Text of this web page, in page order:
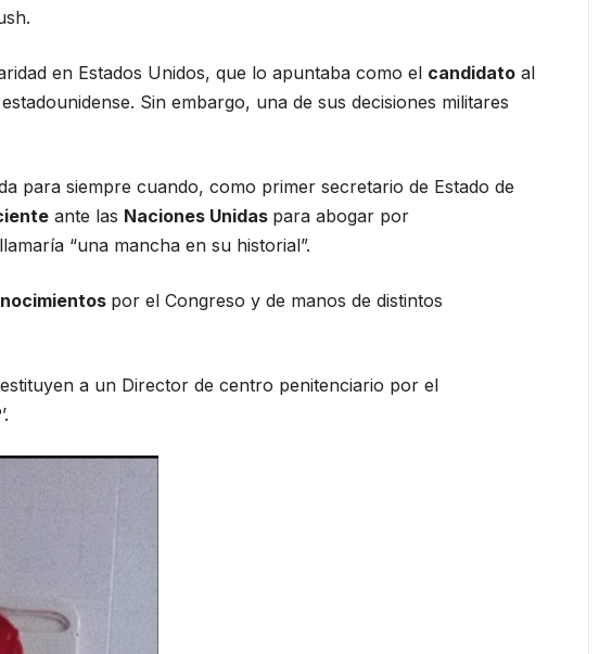
en Estados Unidos, que lo apuntaba como el candidato al
Sin embargo, una de sus decisiones militares
para siempre cuando, como primer secretario de Estado de
ante las Naciones Unidas para abogar por
“una mancha en su historial”.
por el Congreso y de manos de distintos
a un Director de centro penitenciario por el